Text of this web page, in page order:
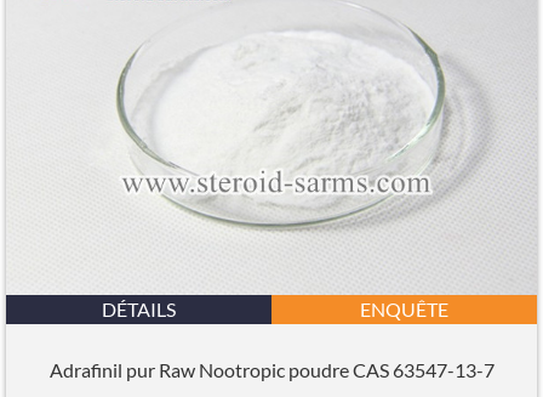
DÉTAILS ENQUÊTE
Adrafinil pur Raw Nootropic poudre CAS 63547-13-7